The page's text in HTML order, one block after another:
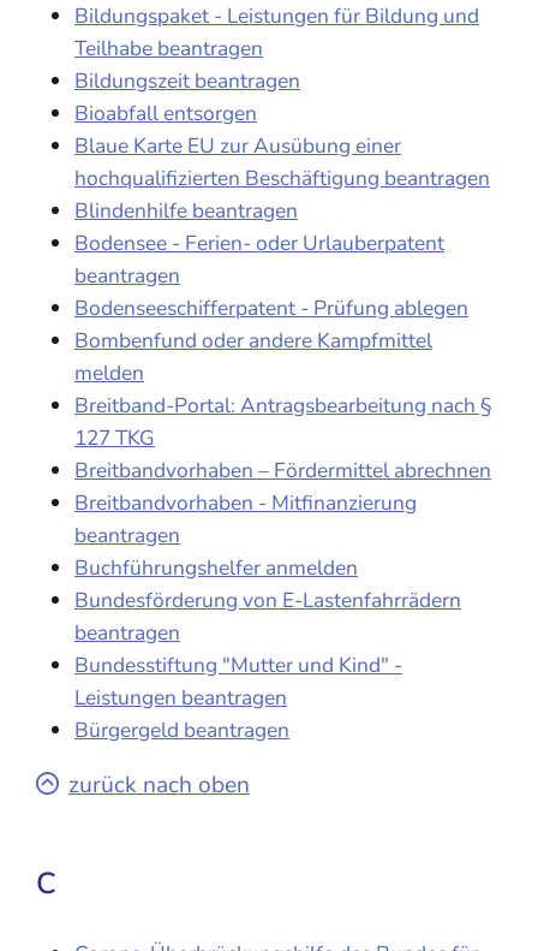
Bildungspaket - Leistungen für Bildung und
Teilhabe beantragen
Bildungszeit beantragen
Bioabfall entsorgen
Blaue Karte EU zur Ausübung einer
hochqualifizierten Beschäftigung beantragen
Blindenhilfe beantragen
Bodensee - Ferien- oder Urlauberpatent
beantragen
Bodenseeschifferpatent - Prüfung ablegen
Bombenfund oder andere Kampfmittel
melden
Breitband-Portal: Antragsbearbeitung nach §
127 TKG
Breitbandvorhaben – Fördermittel abrechnen
Breitbandvorhaben - Mitfinanzierung
beantragen
Buchführungshelfer anmelden
Bundesförderung von E-Lastenfahrrädern
beantragen
Bundesstiftung "Mutter und Kind" -
Leistungen beantragen
Bürgergeld beantragen
zurück nach oben
C